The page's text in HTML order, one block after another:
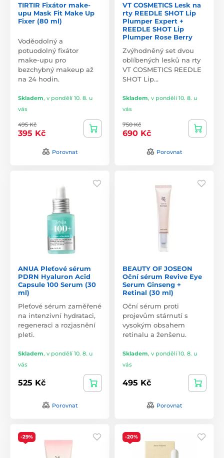
TIRTIR Fixátor make-
upu Mask Fit Make Up
Fixer (80 ml)
Voděodolný a
potuodolný fixátor
make-upu pro
bezchybný makeup až
na 24 hodin.
Skladem, v pondělí 10. 8. u
vás
495 Kč
395 Kč
Porovnat
VT COSMETICS Lesk na
rty REEDLE SHOT Lip
Plumper Expert +
REEDLE SHOT Lip
Plumper Rose Berry
Zvýhodněný set dvou
oblíbených lesků na rty
VT COSMETICS REEDLE
SHOT Lip…
Skladem, v pondělí 10. 8. u
vás
750 Kč
690 Kč
Porovnat
ANUA Pleťové sérum
PDRN Hyaluron Acid
Capsule 100 Serum (30
ml)
Pleťové sérum zaměřené
na intenzivní hydrataci,
regeneraci a rozjasnění
pleti.
Skladem, v pondělí 10. 8. u
vás
525 Kč
Porovnat
BEAUTY OF JOSEON
Oční sérum Revive Eye
Serum Ginseng +
Retinal (30 ml)
Oční sérum proti
projevům stárnutí s
vysokým obsahem
retinalu a ženšenu.
Skladem, v pondělí 10. 8. u
vás
495 Kč
Porovnat
-29% -20%